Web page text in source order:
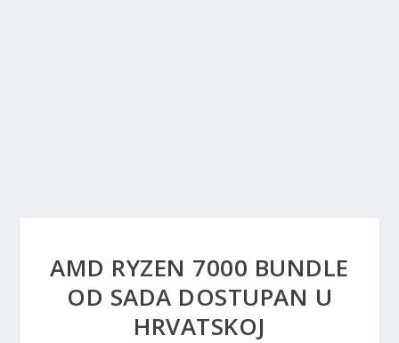
AMD RYZEN 7000 BUNDLE
OD SADA DOSTUPAN U
HRVATSKOJ